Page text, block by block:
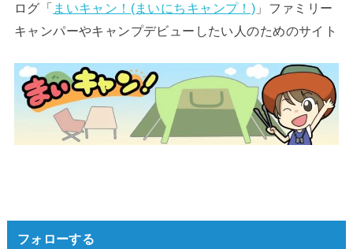
ログ「 まいキャン！(まいにちキャンプ！) 」ファミリー
キャンパーやキャンプデビューしたい人のためのサイト
フォローする